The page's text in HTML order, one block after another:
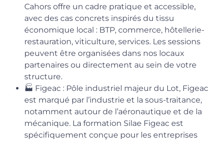
Cahors offre un cadre pratique et accessible,
avec des cas concrets inspirés du tissu
économique local : BTP, commerce, hôtellerie-
restauration, viticulture, services. Les sessions
peuvent être organisées dans nos locaux
partenaires ou directement au sein de votre
structure.
🏭 Figeac : Pôle industriel majeur du Lot, Figeac
est marqué par l’industrie et la sous-traitance,
notamment autour de l’aéronautique et de la
mécanique. La formation Silae Figeac est
spécifiquement conçue pour les entreprises